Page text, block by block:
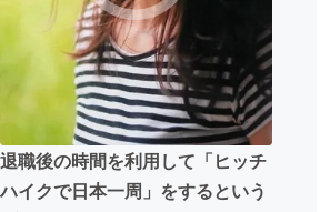
まちづくり・地域活性化
CAMPFIRE for Social Good
CAMPFIREふるさと納税machi-ya
退職後の時間を利用して「ヒッチ
ハイクで日本一周」をするという